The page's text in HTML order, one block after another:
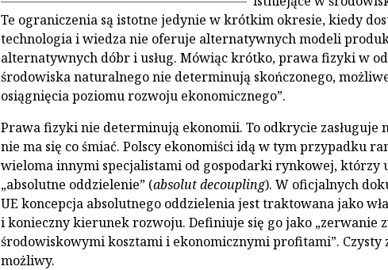
Te ograniczenia są istotne jedynie w krótkim okresie, kiedy
technologia i wiedza nie oferuje alternatywnych modeli
alternatywnych dóbr i usług. Mówiąc krótko, prawa fizyki w
środowiska naturalnego nie determinują skończonego,
osiągnięcia poziomu rozwoju ekonomicznego”.
Prawa fizyki nie determinują ekonomii. To odkrycie zasługuje
nie ma się co śmiać. Polscy ekonomiści idą w tym przypadku
wieloma innymi specjalistami od gospodarki rynkowej, którzy
„absolutne oddzielenie” (absolut decoupling). W oficjalnych
UE koncepcja absolutnego oddzielenia jest traktowana jako
i konieczny kierunek rozwoju. Definiuje się go jako „zerwanie
środowiskowymi kosztami i ekonomicznymi profitami”. Czysty
możliwy.